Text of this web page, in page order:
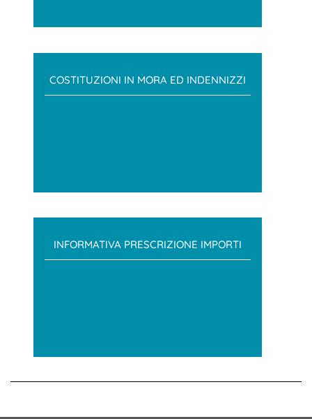
COSTITUZIONI IN MORA ED INDENNIZZI
INFORMATIVA PRESCRIZIONE IMPORTI